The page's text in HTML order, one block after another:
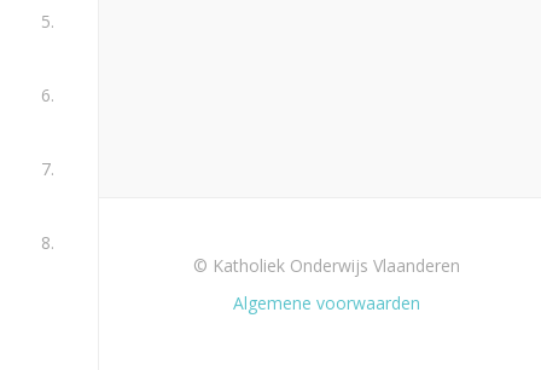
5.
6.
7.
8.
© Katholiek Onderwijs Vlaanderen
Algemene voorwaarden